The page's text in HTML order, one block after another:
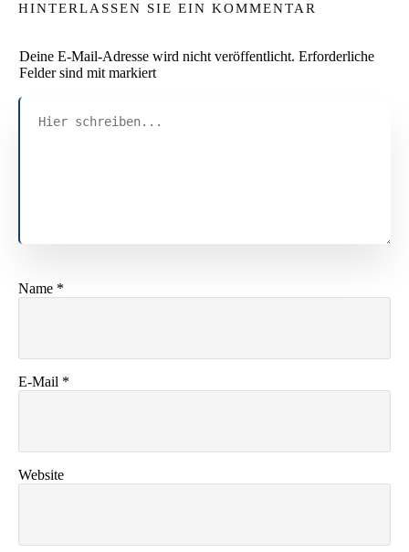
HINTERLASSEN SIE EIN KOMMENTAR
Deine E-Mail-Adresse wird nicht veröffentlicht. Erforderliche
Felder sind mit markiert
Name *
E-Mail *
Website